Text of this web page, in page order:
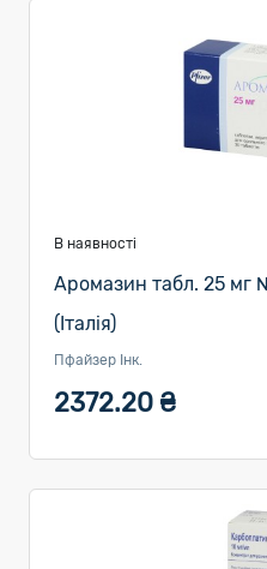
В наявності
Аромазин табл. 25 мг
(Італія)
Пфайзер Інк.
2372.20 ₴